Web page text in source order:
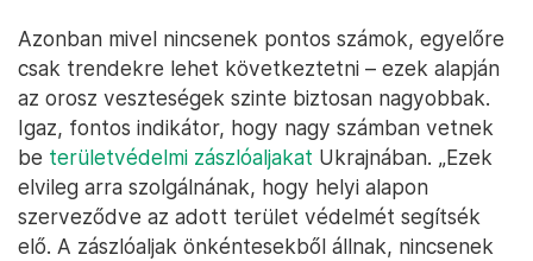
Azonban mivel nincsenek pontos számok, egyelőre
csak trendekre lehet következtetni – ezek alapján
az orosz veszteségek szinte biztosan nagyobbak.
Igaz, fontos indikátor, hogy nagy számban vetnek
be területvédelmi zászlóaljakat Ukrajnában. „Ezek
elvileg arra szolgálnának, hogy helyi alapon
szerveződve az adott terület védelmét segítsék
elő. A zászlóaljak önkéntesekből állnak, nincsenek